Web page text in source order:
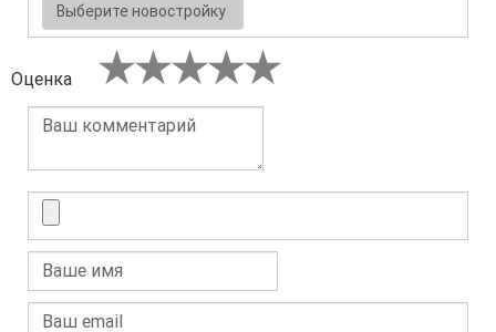
Выберите новостройку
Оценка